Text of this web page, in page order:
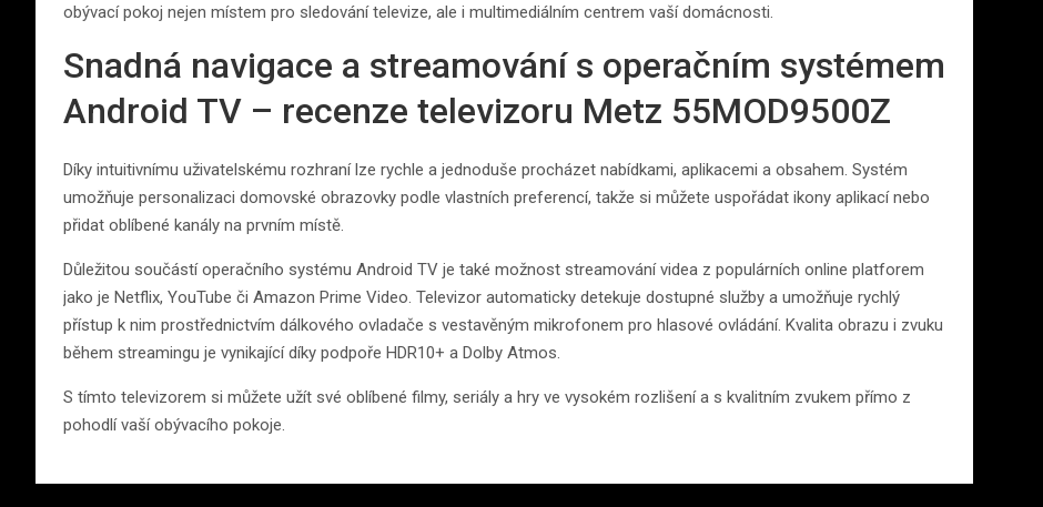
obývací pokoj nejen místem pro sledování televize, ale i multimediálním centrem vaší domácnosti.
Snadná navigace a streamování s operačním systémem
Android TV – recenze televizoru Metz 55MOD9500Z
Díky intuitivnímu uživatelskému rozhraní lze rychle a jednoduše procházet nabídkami, aplikacemi a obsahem. Systém
umožňuje personalizaci domovské obrazovky podle vlastních preferencí, takže si můžete uspořádat ikony aplikací nebo
přidat oblíbené kanály na prvním místě.
Důležitou součástí operačního systému Android TV je také možnost streamování videa z populárních online platforem
jako je Netflix, YouTube či Amazon Prime Video. Televizor automaticky detekuje dostupné služby a umožňuje rychlý
přístup k nim prostřednictvím dálkového ovladače s vestavěným mikrofonem pro hlasové ovládání. Kvalita obrazu i zvuku
během streamingu je vynikající díky podpoře HDR10+ a Dolby Atmos.
S tímto televizorem si můžete užít své oblíbené filmy, seriály a hry ve vysokém rozlišení a s kvalitním zvukem přímo z
pohodlí vaší obývacího pokoje.